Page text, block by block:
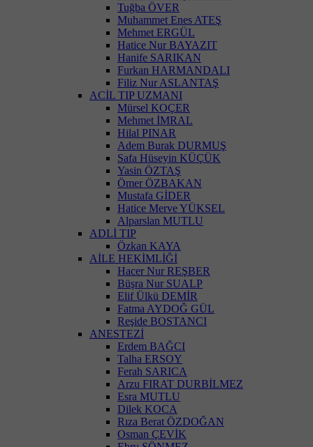
Tuğba ÖVER
Muhammet Enes ATEŞ
Mehmet ERGÜL
Hatice Nur BAYAZIT
Hanife SARIKAN
Furkan HARMANDALI
Filiz Nur ASLANTAŞ
ACİL TIP UZMANI
Mürsel KOÇER
Mehmet İMRAL
Hilal PINAR
Adem Burak DURMUŞ
Safa Hüseyin KÜÇÜK
Yasin ÖZTAŞ
Ömer ÖZBAKAN
Mustafa GİDER
Hatice Merve YÜKSEL
Alparslan MUTLU
ADLİ TIP
Özkan KAYA
AİLE HEKİMLİĞİ
Hacer Nur REŞBER
Büşra Nur SUALP
Elif Ülkü DEMİR
Fatma AYDOĞ GÜL
Reşide BOSTANCI
ANESTEZİ
Erdem BAĞCI
Talha ERSOY
Ferah SARICA
Arzu FIRAT DURBİLMEZ
Esra MUTLU
Dilek KOCA
Rıza Berat ÖZDOĞAN
Osman ÇEVİK